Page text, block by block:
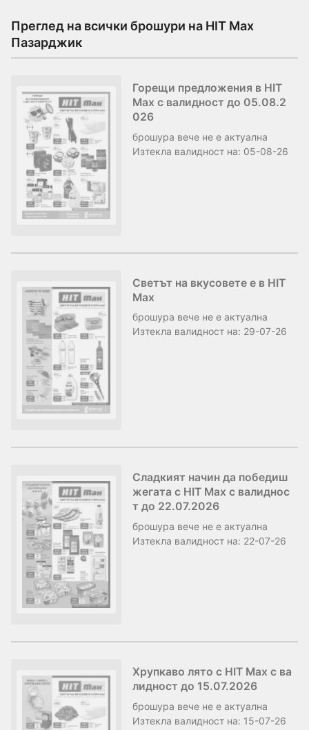
Преглед на всички брошури на HIT Max
Пазарджик
Горещи предложения в HIT
Max с валидност до 05.08.2
026
брошура вече не е актуална
Изтекла валидност на: 05-08-26
Светът на вкусовете е в HIT
Max
брошура вече не е актуална
Изтекла валидност на: 29-07-26
Сладкият начин да победиш
жегата с HIT Max с валиднос
т до 22.07.2026
брошура вече не е актуална
Изтекла валидност на: 22-07-26
Хрупкаво лято с HIT Max с ва
лидност до 15.07.2026
брошура вече не е актуална
Изтекла валидност на: 15-07-26